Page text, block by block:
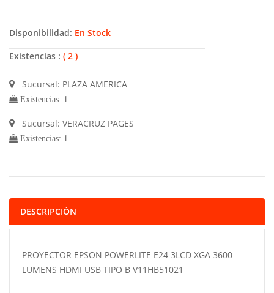
Disponibilidad: En Stock
Existencias : ( 2 )
Sucursal: PLAZA AMERICA
Existencias: 1
Sucursal: VERACRUZ PAGES
Existencias: 1
DESCRIPCIÓN
PROYECTOR EPSON POWERLITE E24 3LCD XGA 3600
LUMENS HDMI USB TIPO B V11HB51021